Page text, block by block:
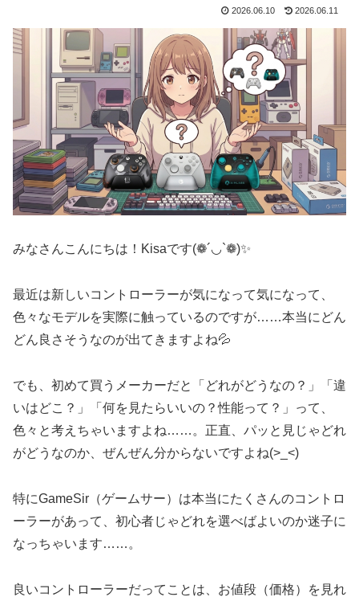
2026.06.10 2026.06.11
みなさんこんにちは！Kisaです(❁´◡`❁)✨
最近は新しいコントローラーが気になって気になって、
色々なモデルを実際に触っているのですが……本当にどん
どん良さそうなのが出てきますよね💦
でも、初めて買うメーカーだと「どれがどうなの？」「違
いはどこ？」「何を見たらいいの？性能って？」って、
色々と考えちゃいますよね……。正直、パッと見じゃどれ
がどうなのか、ぜんぜん分からないですよね(>_<)
特にGameSir（ゲームサー）は本当にたくさんのコントロ
ーラーがあって、初心者じゃどれを選べばよいのか迷子に
なっちゃいます……。
良いコントローラーだってことは、お値段（価格）を見れ